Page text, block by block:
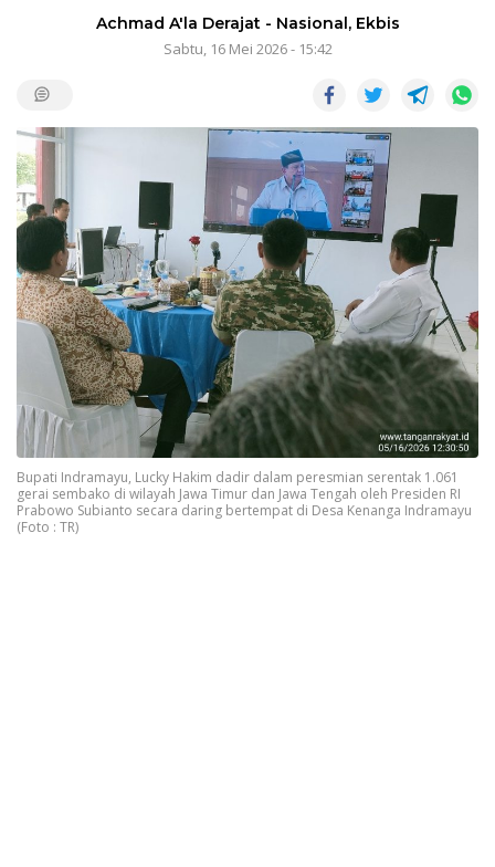
Achmad A'la Derajat- Nasional, Ekbis
Sabtu, 16 Mei 2026 - 15:42
Bupati Indramayu, Lucky Hakim dadir dalam peresmian serentak 1.061
gerai sembako di wilayah Jawa Timur dan Jawa Tengah oleh Presiden RI
Prabowo Subianto secara daring bertempat di Desa Kenanga Indramayu
(Foto : TR)